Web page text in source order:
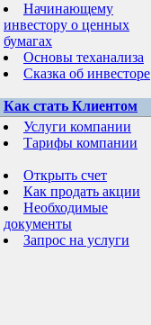
Начинающему
инвестору о ценных
бумагах
Основы теханализа
Сказка об инвесторе
Как стать Клиентом
Услуги компании
Тарифы компании
Открыть счет
Как продать акции
Необходимые
документы
Запрос на услуги